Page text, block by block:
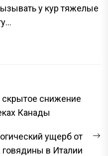
у кур тяжелые
снижение
Канады
ущерб от
говядины в Италии